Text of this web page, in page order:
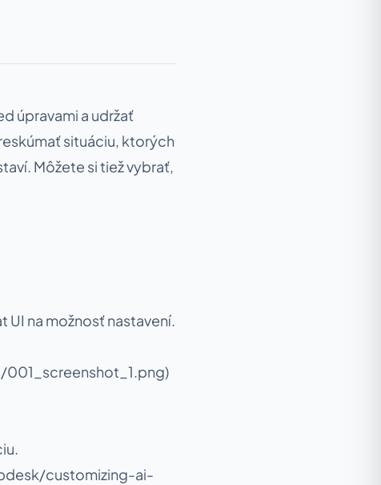
úpravami a udržať
situáciu, ktorých
Môžete si tiež vybrať,
na možnosť nastavení.
customizing-ai-